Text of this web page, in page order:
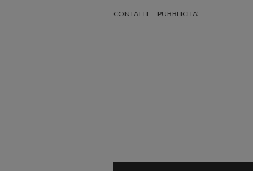
CONTATTI PUBBLICITA’